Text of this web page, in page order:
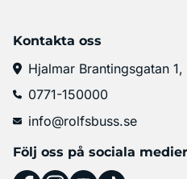
Kontakta oss
Hjalmar Brantingsgatan
0771-150000
info@rolfsbuss.se
Följ oss på sociala medier